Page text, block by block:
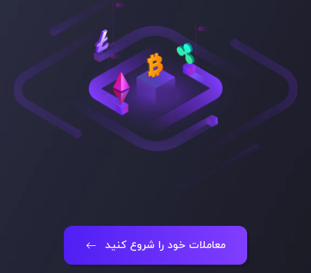
معاملات خود را شروع کنید